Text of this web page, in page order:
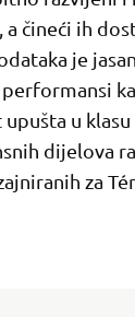
čineći ih
je
upušta u
dijelova
za